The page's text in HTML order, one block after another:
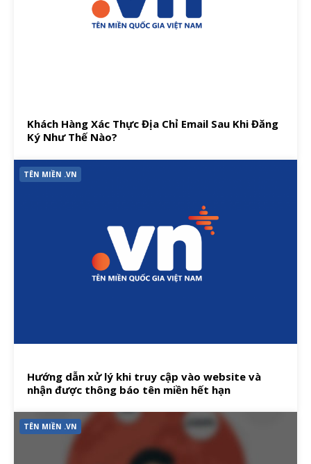
Khách Hàng Xác Thực Địa Chỉ Email Sau Khi Đăng
Ký Như Thế Nào?
TÊN MIỀN .VN
Hướng dẫn xử lý khi truy cập vào website và
nhận được thông báo tên miền hết hạn
TÊN MIỀN .VN